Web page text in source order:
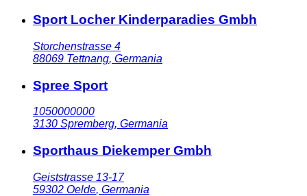
Sport Locher Kinderparadies Gmbh
Storchenstrasse 4
88069 Tettnang, Germania
Spree Sport
1050000000
3130 Spremberg, Germania
Sporthaus Diekemper Gmbh
Geiststrasse 13-17
59302 Oelde, Germania